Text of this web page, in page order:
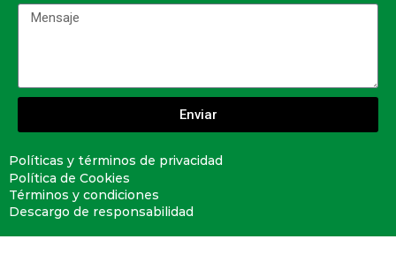
Enviar
Políticas y términos de privacidad
Política de Cookies
Términos y condiciones
Descargo de responsabilidad